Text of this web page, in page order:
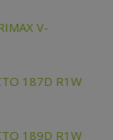
V-
187D R1W
189D R1W